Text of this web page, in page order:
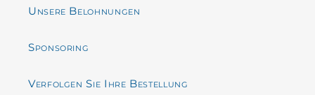
Unsere Belohnungen
Sponsoring
Verfolgen Sie Ihre Bestellung